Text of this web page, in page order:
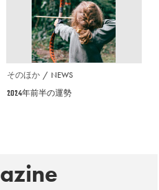
そのほか NEWS
2024年前半の運勢